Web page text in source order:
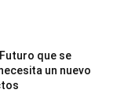
que se
un nuevo